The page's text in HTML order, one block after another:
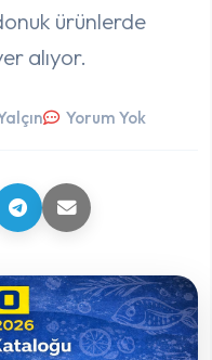
ürünlerde
alıyor.
Yorum Yok